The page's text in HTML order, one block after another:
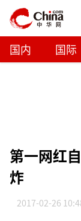
国内 国际
第一网红
炸
2017-02-26